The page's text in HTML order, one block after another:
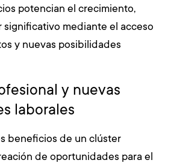
potencian el crecimiento,
significativo mediante el acceso
y nuevas posibilidades
y nuevas
laborales
beneficios de un clúster
de oportunidades para el